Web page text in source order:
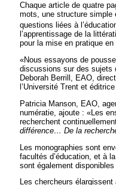
Chaque article de quatre
mots, une structure simple
questions liées à
l’apprentissage de la
pour la mise en pratique en
«Nous essayons de
discussions sur des sujets
Deborah Berrill, EAO,
l’Université Trent et
Patricia Manson, EAO,
numératie, ajoute : «Les
recherchent
différence… De la
Les monographies sont
facultés d’éducation, et à
sont également disponibles
Les chercheurs